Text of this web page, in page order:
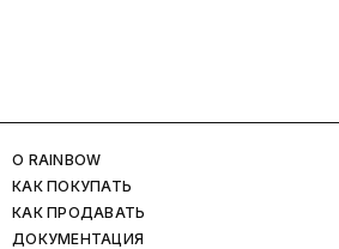
O RAINBOW
КАК ПОКУПАТЬ
КАК ПРОДАВАТЬ
ДОКУМЕНТАЦИЯ